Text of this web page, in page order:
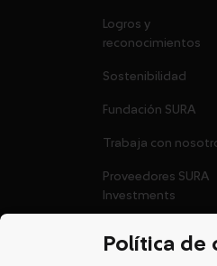
Política de
Logros y
reconocimientos
Sostenibilidad
Fundación SURA
Trabaja con
Proveedores SURA
Investments